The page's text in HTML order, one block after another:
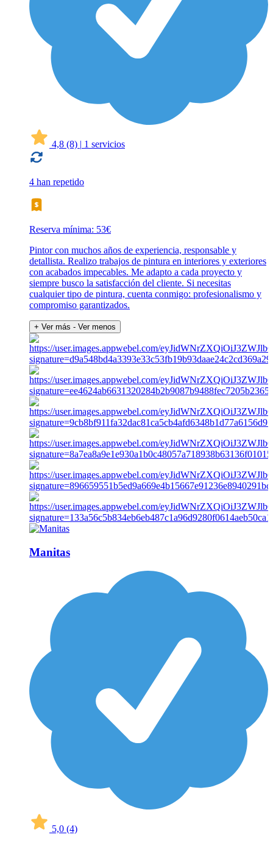
4,8 (8) | 1 servicios
4 han repetido
Reserva mínima: 53€
Pintor con muchos años de experiencia, responsable y
detallista. Realizo trabajos de pintura en interiores y exteriores
con acabados impecables. Me adapto a cada proyecto y
siempre busco la satisfacción del cliente. Si necesitas
cualquier tipo de pintura, cuenta conmigo: profesionalismo y
compromiso garantizados.
+ Ver más - Ver menos
Manitas
5,0 (4)